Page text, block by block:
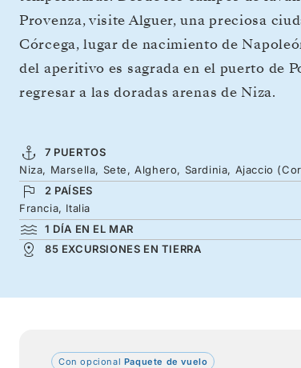
Provenza, visite Alguer, una preciosa
Córcega, lugar de nacimiento de
del aperitivo es sagrada en el puerto de
regresar a las doradas arenas de Niza.
7 PUERTOS
Niza, Marsella, Sete, Alghero, Sardinia, Ajaccio
2 PAÍSES
Francia, Italia
1 DÍA EN EL MAR
85 EXCURSIONES EN TIERRA
Con opcional Paquete de vuelo